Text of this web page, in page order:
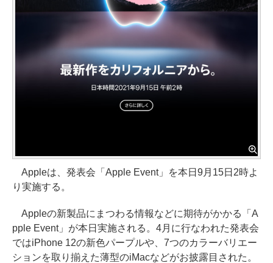
Appleは、発表会「Apple Event」を本日9月15日2時よ
り実施する。
Appleの新製品にまつわる情報などに期待がかかる「A
pple Event」が本日実施される。4月に行なわれた発表会
ではiPhone 12の新色パープルや、7つのカラーバリエー
ションを取り揃えた薄型のiMacなどがお披露目された。